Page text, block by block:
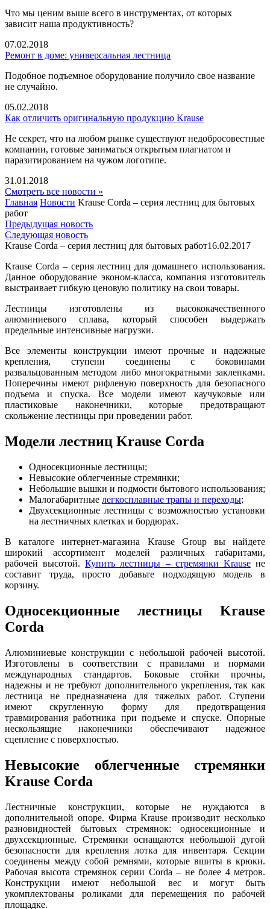
Что мы ценим выше всего в инструментах, от которых
зависит наша продуктивность?
07.02.2018
Ремонт в доме: универсальная лестница
Подобное подъемное оборудование получило свое название
не случайно.
05.02.2018
Как отличить оригинальную продукцию Krause
Не секрет, что на любом рынке существуют недобросовестные
компании, готовые заниматься открытым плагиатом и
паразитированием на чужом логотипе.
31.01.2018
Смотреть все новости »
Главная Новости Krause Corda – серия лестниц для бытовых
работ
Предыдущая новость
Следующая новость
Krause Corda – серия лестниц для бытовых работ16.02.2017
Krause Corda – серия лестниц для домашнего использования.
Данное оборудование эконом-класса, компания изготовитель
выстраивает гибкую ценовую политику на свои товары.
Лестницы изготовлены из высококачественного
алюминиевого сплава, который способен выдержать
предельные интенсивные нагрузки.
Все элементы конструкции имеют прочные и надежные
крепления, ступени соединены с боковинами
развальцованным методом либо многократными заклепками.
Поперечины имеют рифленую поверхность для безопасного
подъема и спуска. Все модели имеют каучуковые или
пластиковые наконечники, которые предотвращают
скольжение лестницы при проведении работ.
Модели лестниц Krause Corda
Односекционные лестницы;
Невысокие облегченные стремянки;
Небольшие вышки и подмости бытового использования;
Малогабаритные легкосплавные трапы и переходы;
Двухсекционные лестницы с возможностью установки
на лестничных клетках и бордюрах.
В каталоге интернет-магазина Krause Group вы найдете
широкий ассортимент моделей различных габаритами,
рабочей высотой.Купить лестницы – стремянки Krauseне
составит труда, просто добавьте подходящую модель в
корзину.
Односекционные лестницы Krause
Corda
Алюминиевые конструкции с небольшой рабочей высотой.
Изготовлены в соответствии с правилами и нормами
международных стандартов. Боковые стойки прочны,
надежны и не требуют дополнительного укрепления, так как
лестница не предназначена для тяжелых работ. Ступени
имеют скругленную форму для предотвращения
травмирования работника при подъеме и спуске. Опорные
нескользящие наконечники обеспечивают надежное
сцепление с поверхностью.
Невысокие облегченные стремянки
Krause Corda
Лестничные конструкции, которые не нуждаются в
дополнительной опоре. Фирма Krause производит несколько
разновидностей бытовых стремянок: односекционные и
двухсекционные. Стремянки оснащаются небольшой дугой
безопасности для крепления лотка для инвентаря. Секции
соединены между собой ремнями, которые вшиты в крюки.
Рабочая высота стремянок серии Corda – не более 4 метров.
Конструкции имеют небольшой вес и могут быть
укомплектованы роликами для перемещения по рабочей
площадке.